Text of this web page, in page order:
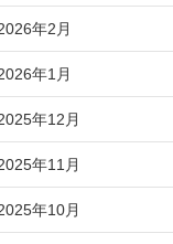
年2月
年1月
年12月
年11月
年10月